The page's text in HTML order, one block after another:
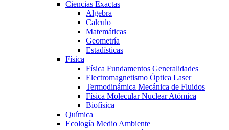
Ciencias Exactas
Algebra
Calculo
Matemáticas
Geometría
Estadísticas
Física
Física Fundamentos Generalidades
Electromagnetismo Óptica Laser
Termodinámica Mecánica de Fluidos
Física Molecular Nuclear Atómica
Biofísica
Química
Ecología Medio Ambiente